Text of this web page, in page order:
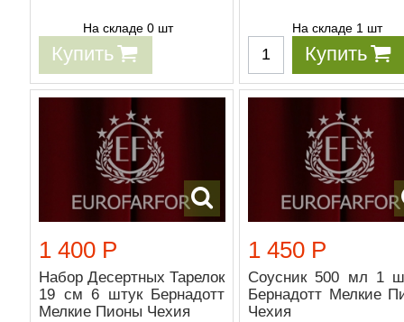
На складе 0 шт
Купить
На складе 1 шт
Купить
1 400 Р
Набор Десертных Тарелок
19 см 6 штук Бернадотт
Мелкие Пионы Чехия
1 450 Р
Соусник 500 мл 1
Бернадотт Мелкие
Чехия